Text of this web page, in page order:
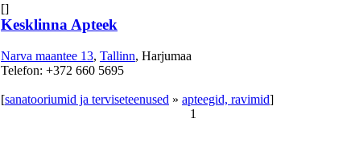
[]
Kesklinna Apteek
Narva maantee 13, Tallinn, Harjumaa
Telefon: +372 660 5695
[sanatooriumid ja terviseteenused » apteegid, ravimid]
1